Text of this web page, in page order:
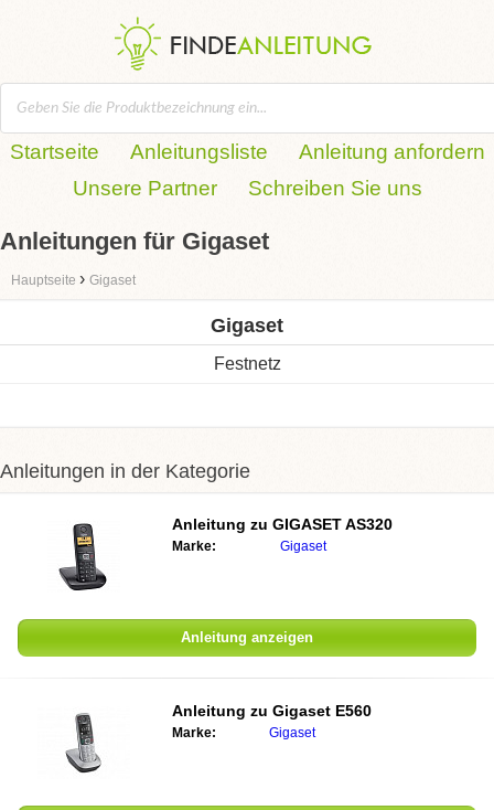
Startseite Anleitungsliste
Anleitung anfordern
Unsere Partner
Schreiben Sie uns
Anleitungen für Gigaset
Hauptseite › Gigaset
Gigaset
Festnetz
Anleitungen in der Kategorie
Anleitung zu GIGASET AS320
Marke: Gigaset
Anleitung anzeigen
Anleitung zu Gigaset E560
Marke: Gigaset